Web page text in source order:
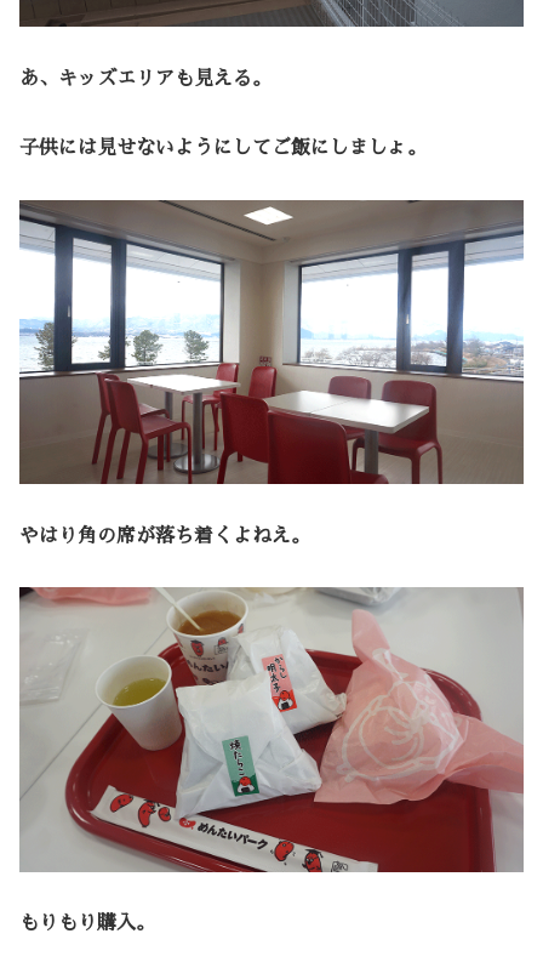
あ、キッズエリアも見える。
子供には見せないようにしてご飯にしましょ。
やはり角の席が落ち着くよねえ。
もりもり購入。